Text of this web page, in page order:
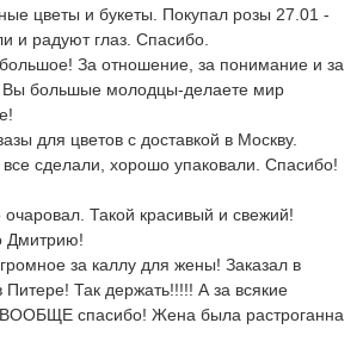
цветы и букеты. Покупал розы 27.01 -
и радуют глаз. Спасибо.
За отношение, за понимание и за
Вы большые молодцы-делаете мир
для цветов с доставкой в Москву.
сделали, хорошо упаковали. Спасибо!
Такой красивый и свежий!
Дмитрию!
за каллу для жены! Заказал в
Так держать!!!!! А за всякие
спасибо! Жена была растроганна